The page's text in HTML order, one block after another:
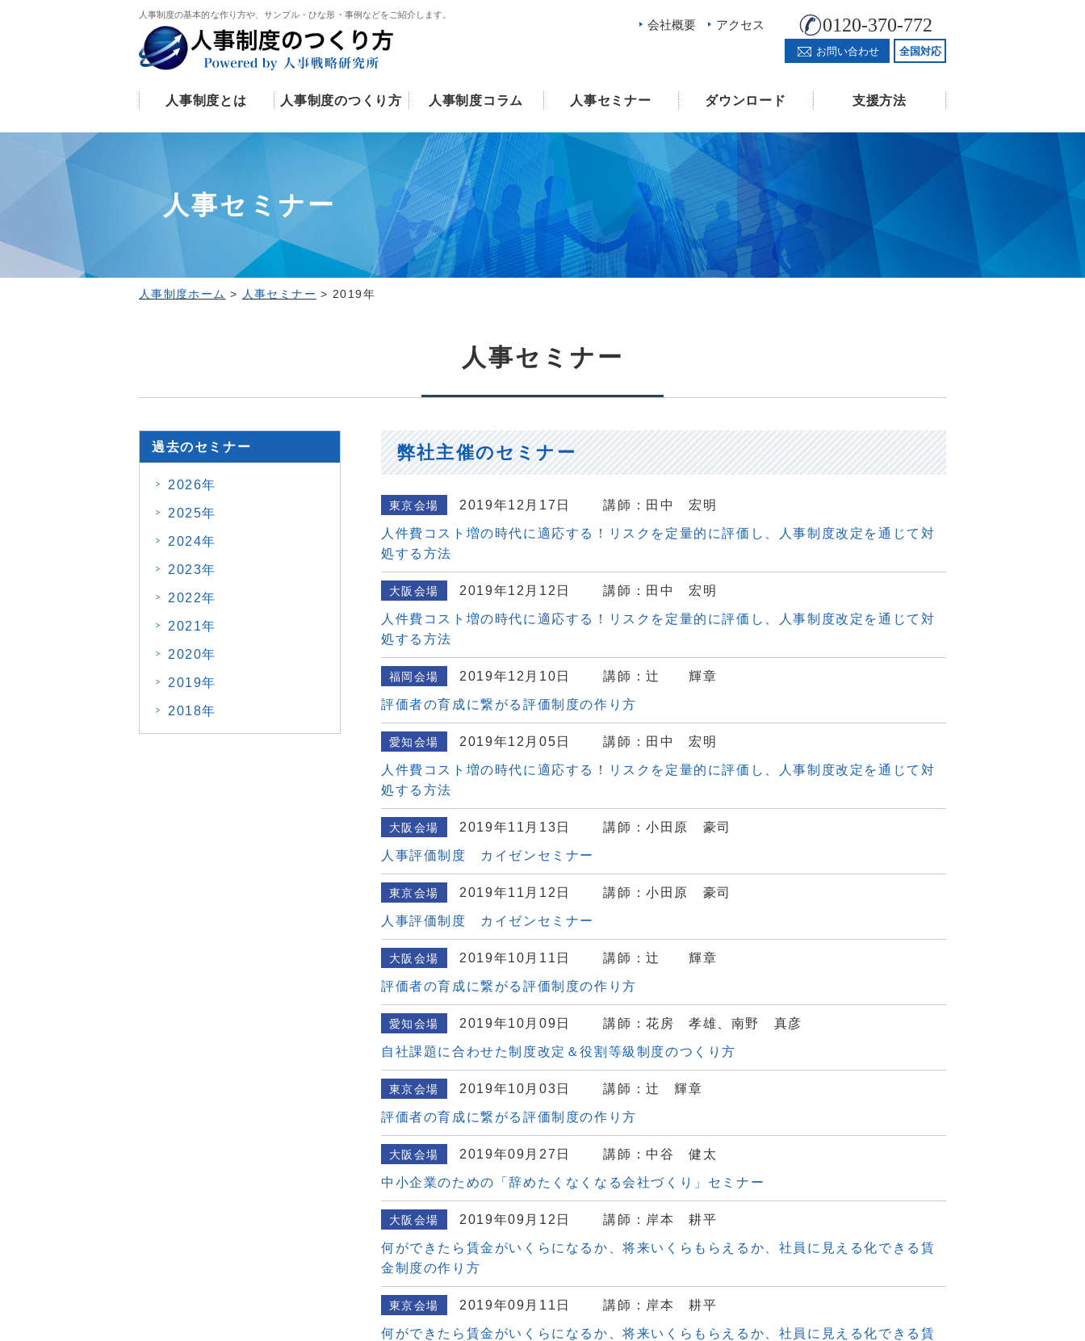
人事制度の基本的な作り方や、サンプル・ひな形・事例などをご紹介します。
会社概要 アクセス 0120-370-772
お問い合わせ 全国対応
人事制度とは 人事制度のつくり方 人事制度コラム 人事セミナー ダウンロード 支援方法
人事セミナー
人事制度ホーム > 人事セミナー >2019年
人事セミナー
弊社主催のセミナー
東京会場 2019年12月17日 講師：田中 宏明
人件費コスト増の時代に適応する！リスクを定量的に評価し、人事制度改定を通じて対
処する方法
大阪会場 2019年12月12日 講師：田中 宏明
人件費コスト増の時代に適応する！リスクを定量的に評価し、人事制度改定を通じて対
処する方法
福岡会場 2019年12月10日 講師：辻 輝章
評価者の育成に繋がる評価制度の作り方
愛知会場 2019年12月05日 講師：田中 宏明
人件費コスト増の時代に適応する！リスクを定量的に評価し、人事制度改定を通じて対
処する方法
大阪会場 2019年11月13日 講師：小田原 豪司
人事評価制度 カイゼンセミナー
東京会場 2019年11月12日 講師：小田原 豪司
人事評価制度 カイゼンセミナー
大阪会場 2019年10月11日 講師：辻 輝章
評価者の育成に繋がる評価制度の作り方
愛知会場 2019年10月09日 講師：花房 孝雄、南野 真彦
自社課題に合わせた制度改定＆役割等級制度のつくり方
東京会場 2019年10月03日 講師：辻 輝章
評価者の育成に繋がる評価制度の作り方
大阪会場 2019年09月27日 講師：中谷 健太
中小企業のための「辞めたくなくなる会社づくり」セミナー
大阪会場 2019年09月12日 講師：岸本 耕平
何ができたら賃金がいくらになるか、将来いくらもらえるか、社員に見える化できる賃
金制度の作り方
東京会場 2019年09月11日 講師：岸本 耕平
何ができたら賃金がいくらになるか、将来いくらもらえるか、社員に見える化できる賃
過去のセミナー
2026年
2025年
2024年
2023年
2022年
2021年
2020年
2019年
2018年